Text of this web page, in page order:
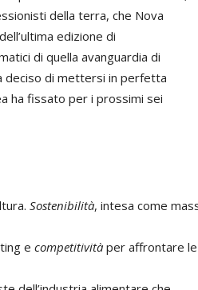
della terra, che Nova
edizione di
di quella avanguardia di
deciso di mettersi in perfetta
ha fissato per i prossimi sei
Sostenibilità, intesa come
e competitività per affrontare